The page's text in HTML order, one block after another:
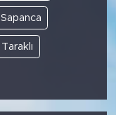
Sapanca
Taraklı